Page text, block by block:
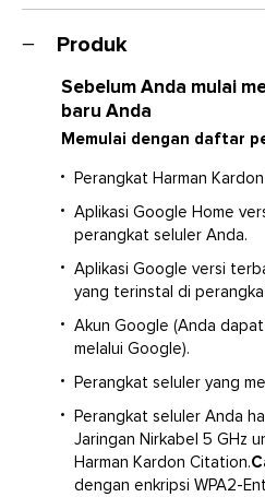
1150 x 64 x 115mm (45” x
Catatan
CITATION BAR
musik streaming. Konsumen
menghubungkan speaker
dan mengalirkan musik
Selain itu, speaker tersebut
dan aktif memutar musik
itu, koneksi Bluetooth dan
memastikan pengoperasian
mematuhi undang-undang
10 menit tanpa
diaktifkan kembali melalui
Ethernet.
477 KB
Owners Manual
2 MB
Produk
Sebelum Anda mulai
baru Anda
Memulai dengan daftar
Perangkat Harman
Aplikasi Google Home
perangkat seluler Anda.
Aplikasi Google versi
yang terinstal di
Akun Google (Anda
melalui Google).
Perangkat seluler yang
Perangkat seluler Anda
Jaringan Nirkabel 5 GHz
Harman Kardon Citation.
dengan enkripsi WPA2-